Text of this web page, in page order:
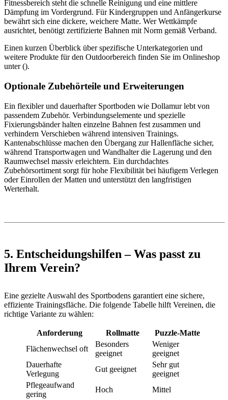
Fitnessbereich steht die schnelle Reinigung und eine mittlere
Dämpfung im Vordergrund. Für Kindergruppen und Anfängerkurse
bewährt sich eine dickere, weichere Matte. Wer Wettkämpfe
ausrichtet, benötigt zertifizierte Bahnen mit Norm gemäß Verband.
Einen kurzen Überblick über spezifische Unterkategorien und
weitere Produkte für den Outdoorbereich finden Sie im Onlineshop
unter ().
Optionale Zubehörteile und Erweiterungen
Ein flexibler und dauerhafter Sportboden wie Dollamur lebt von
passendem Zubehör. Verbindungselemente und spezielle
Fixierungsbänder halten einzelne Bahnen fest zusammen und
verhindern Verschieben während intensiven Trainings.
Kantenabschlüsse machen den Übergang zur Hallenfläche sicher,
während Transportwagen und Wandhalter die Lagerung und den
Raumwechsel massiv erleichtern. Ein durchdachtes
Zubehörsortiment sorgt für hohe Flexibilität bei häufigem Verlegen
oder Einrollen der Matten und unterstützt den langfristigen
Werterhalt.
5. Entscheidungshilfen – Was passt zu
Ihrem Verein?
Eine gezielte Auswahl des Sportbodens garantiert eine sichere,
effiziente Trainingsfläche. Die folgende Tabelle hilft Vereinen, die
richtige Variante zu wählen:
Anforderung Rollmatte
Puzzle-Matte
Flächenwechsel oft
Besonders
geeignet
Weniger
geeignet
Dauerhafte
Verlegung
Gut geeignet
Sehr gut
geeignet
Pflegeaufwand
gering
Hoch
Mittel